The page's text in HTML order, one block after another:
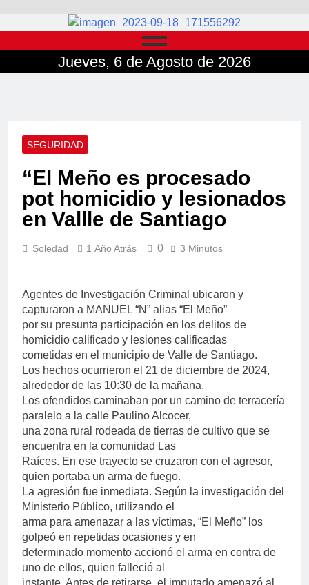
Jueves, 6 de Agosto de 2026
SEGURIDAD
“El Meño es procesado
pot homicidio y lesionados
en Vallle de Santiago
Soledad 1 Año Atrás 0 3 Minutos
Agentes de Investigación Criminal ubicaron y
capturaron a MANUEL “N” alias “El Meño”
por su presunta participación en los delitos de
homicidio calificado y lesiones calificadas
cometidas en el municipio de Valle de Santiago.
Los hechos ocurrieron el 21 de diciembre de 2024,
alrededor de las 10:30 de la mañana.
Los ofendidos caminaban por un camino de terracería
paralelo a la calle Paulino Alcocer,
una zona rural rodeada de tierras de cultivo que se
encuentra en la comunidad Las
Raíces. En ese trayecto se cruzaron con el agresor,
quien portaba un arma de fuego.
La agresión fue inmediata. Según la investigación del
Ministerio Público, utilizando el
arma para amenazar a las víctimas, “El Meño” los
golpeó en repetidas ocasiones y en
determinado momento accionó el arma en contra de
uno de ellos, quien falleció al
instante. Antes de retirarse, el imputado amenazó al